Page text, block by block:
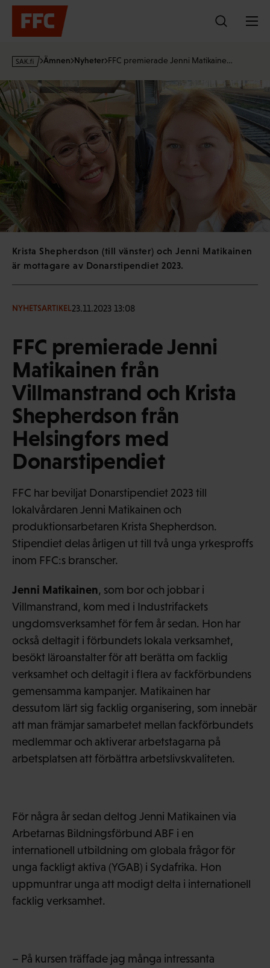
Hoppa
innehållet
s
k
·
f
Ämnen Nyheter FFC premierade Jenni Matikaine…
Krista Shepherdson (till vänster) och Jenni Matikainen
är mottagare av Donarstipendiet 2023.
NYHETSARTIKEL23.11.2023 13:08
FFC premierade Jenni
Matikainen från
Villmanstrand och Krista
Shepherdson från
Helsingfors med
Donarstipendiet
FFC har beviljat Donarstipendiet 2023 till
lokalvårdaren Jenni Matikainen och
produktionsarbetaren Krista Shepherdson.
Stipendiet delas årligen ut till två unga yrkesproffs
inom FFC:s branscher.
Jenni Matikainen, som bor och jobbar i
Villmanstrand, kom med i Industrifackets
ungdomsverksamhet för fem år sedan. Hon har
också deltagit i förbundets lokala verksamhet,
besökt läroanstalter för att berätta om facklig
verksamhet och deltagit i flera av fackförbundens
gemensamma kampanjer. Matikainen har
dessutom lärt sig facklig organisering, som innebär
att man främjar samarbetet mellan fackförbundets
medlemmar och aktiverar arbetstagarna på
arbetsplatsen att förbättra arbetslivskvaliteten.
För några år sedan deltog Jenni Matikainen via
Arbetarnas Bildningsförbund ABF i en
internationell utbildning om globala frågor för
unga fackligt aktiva (YGAB) i Sydafrika. Hon
uppmuntrar unga att modigt delta i internationell
facklig verksamhet.
– På kursen träffade jag många intressanta